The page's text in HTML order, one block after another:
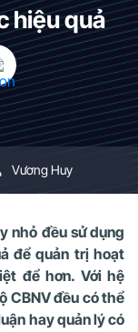
hiệu quả
Vương Huy
nhỏ đều sử dụng
để quản trị hoạt
để hơn. Với hệ
CBNV đều có thể
hay quản lý có